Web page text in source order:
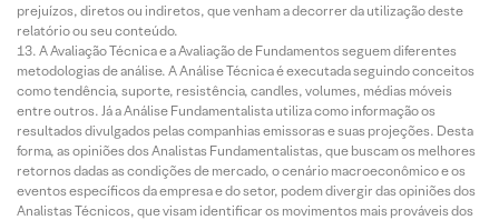
prejuízos, diretos ou indiretos, que venham a decorrer da utilização deste
relatório ou seu conteúdo.
A Avaliação Técnica e a Avaliação de Fundamentos seguem diferentes
metodologias de análise. A Análise Técnica é executada seguindo conceitos
como tendência, suporte, resistência, candles, volumes, médias móveis
entre outros. Já a Análise Fundamentalista utiliza como informação os
resultados divulgados pelas companhias emissoras e suas projeções. Desta
forma, as opiniões dos Analistas Fundamentalistas, que buscam os melhores
retornos dadas as condições de mercado, o cenário macroeconômico e os
eventos específicos da empresa e do setor, podem divergir das opiniões dos
Analistas Técnicos, que visam identificar os movimentos mais prováveis dos